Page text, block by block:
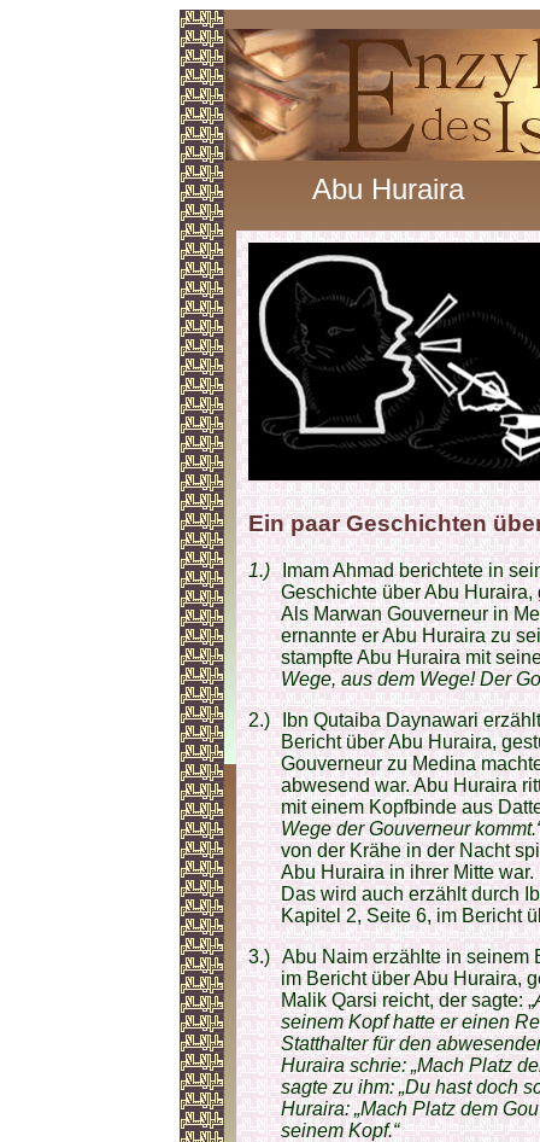
Abu Huraira
Ein paar Geschichten
1.) Imam Ahmad berichtete in
Geschichte über Abu
Als Marwan Gouverneur in
ernannte er Abu Huraira zu
stampfte Abu Huraira mit
Wege, aus dem Wege! Der
2.) Ibn Qutaiba Daynawari
Bericht über Abu Huraira,
Gouverneur zu Medina
abwesend war. Abu Huraira
mit einem Kopfbinde aus
Wege der Gouverneur
von der Krähe in der Nacht
Abu Huraira in ihrer Mitte
Das wird auch erzählt durch
Kapitel 2, Seite 6, im Bericht
3.) Abu Naim erzählte in seinem
im Bericht über Abu Huraira,
Malik Qarsi reicht, der sagte: „
seinem Kopf hatte er einen
Statthalter für den
Huraira schrie: „Mach Platz
sagte zu ihm: „Du hast doch
Huraira: „Mach Platz dem
seinem Kopf.“